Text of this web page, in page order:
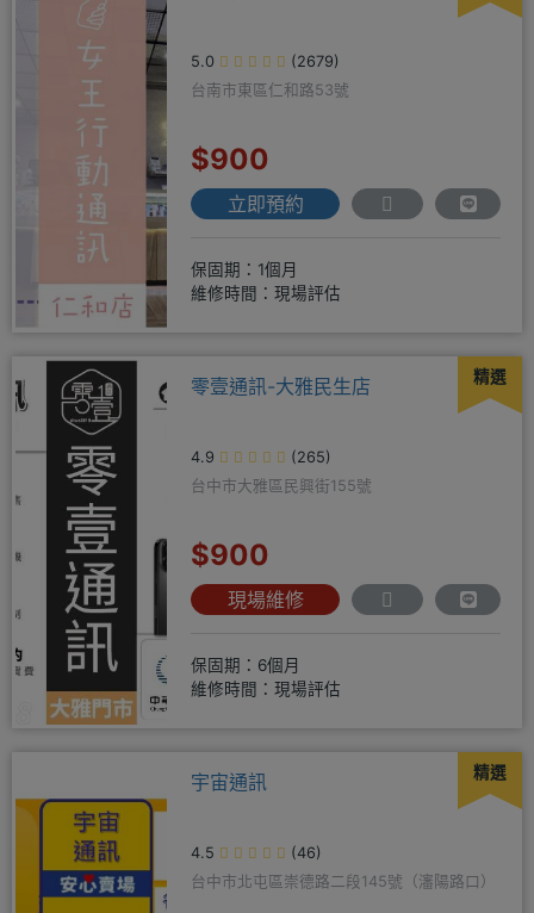
5.0
(2679)
台南市東區仁和路53號
$900
立即預約
保固期：1個月
維修時間：現場評估
精選
零壹通訊-大雅民生店
4.9
(265)
台中市大雅區民興街155號
$900
現場維修
保固期：6個月
維修時間：現場評估
精選
宇宙通訊
4.5
(46)
台中市北屯區崇德路二段145號（瀋陽路口）